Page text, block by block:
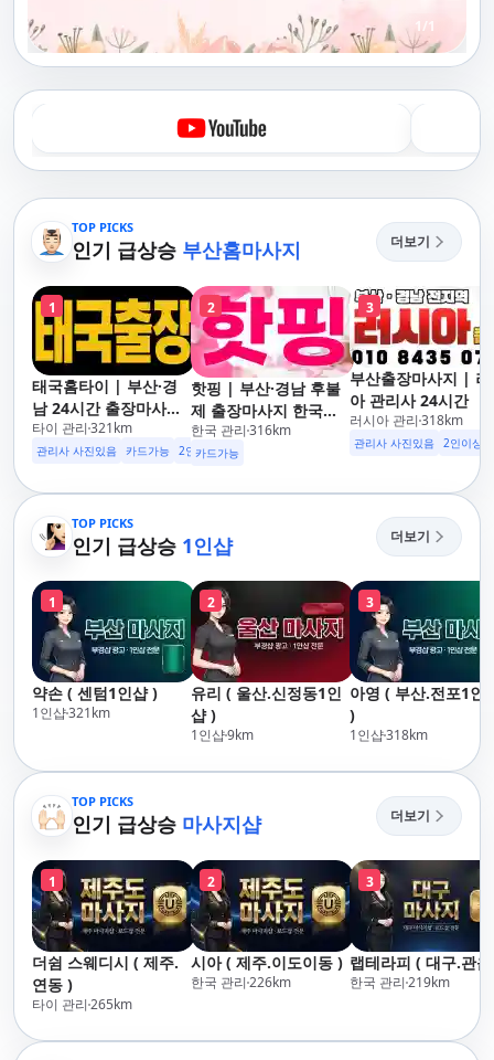
1 /1
TOP PICKS
인기 급상승 부산홈마사지 더보기
1
태국홈타이 | 부산·경
남 24시간 출장마사지
후불제/해운대,사상,광
안리,남포동,구포,덕천,
산,구서,연산,서면,재
송,센텀,송도,자갈치,하
단,다대포,범일,범천,우
동,마린시티,송정,기장,
정관,일광,망미,토곡,시
청,양정,초량,사직,온
천,미남,만덕,괴정,학
장,금사,서동,반여,반
송,명륜,남천,대연,문
현,부전,개금,가야,주
례,괘법,학장,강서,신
타이 관리 321km
관리사 사진있음 카드가능 2인이상 할인
2
핫핑 | 부산·경남 후불
제 출장마사지 한국인
관리사
한국 관리 316km
카드가능
3
부산출장마사지 | 러
아 관리사 24시간
러시아 관리 318km
관리사 사진있음 2인이상
TOP PICKS
인기 급상승 1인샵 더보기
1
약손 ( 센텀1인샵 )
1인샵321km
2
유리 ( 울산.신정동1인
샵 )
1인샵9km
3
아영 ( 부산.전포1인
)
1인샵318km
TOP PICKS
인기 급상승 마사지샵 더보기
1
더쉼 스웨디시 ( 제주.
연동 )
타이 관리 265km
2
시아 ( 제주.이도이동 )
한국 관리 226km
3
랩테라피 ( 대구.관
한국 관리 219km